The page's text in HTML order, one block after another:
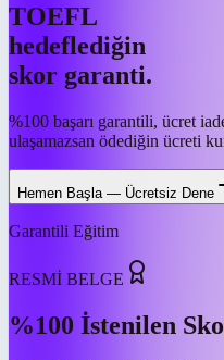
TOEFL
hedeflediğin
skor garanti.
%100 başarı garantili, ücret
ulaşamazsan ödediğin ücreti
Hemen Başla — Ücretsiz Dene
Garantili Eğitim
RESMİ BELGE
%100 İstenilen